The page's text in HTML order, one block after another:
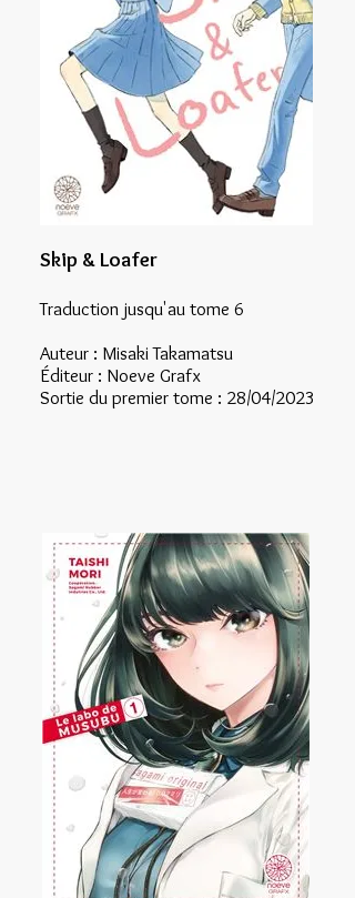
Skip & Loafer
Traduction jusqu'au tome 6
Auteur : MisakiTakamatsu
Éditeur : Noeve Grafx
Sortie du premier tome : 28/04/2023